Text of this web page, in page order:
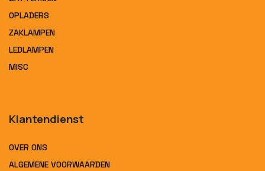
OPLADERS
ZAKLAMPEN
LEDLAMPEN
MISC
Klantendienst
OVER ONS
ALGEMENE VOORWAARDEN